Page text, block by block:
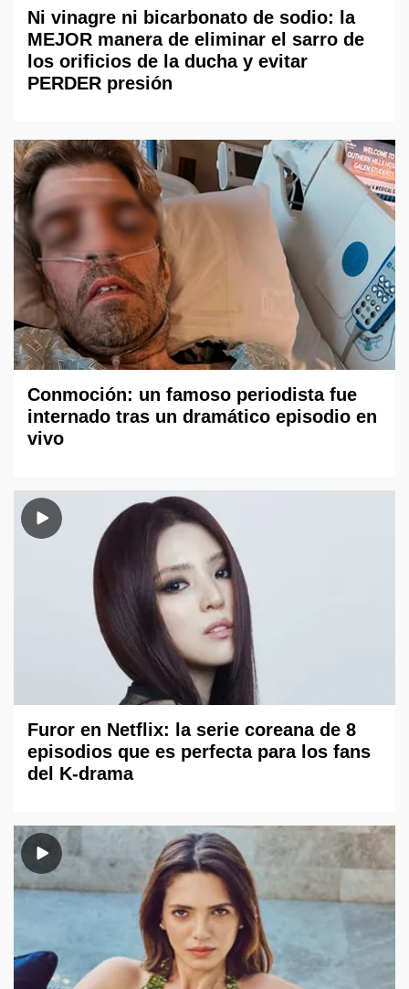
Ni vinagre ni bicarbonato de sodio: la
MEJOR manera de eliminar el sarro de
los orificios de la ducha y evitar
PERDER presión
Conmoción: un famoso periodista fue
internado tras un dramático episodio en
vivo
Furor en Netflix: la serie coreana de 8
episodios que es perfecta para los fans
del K-drama